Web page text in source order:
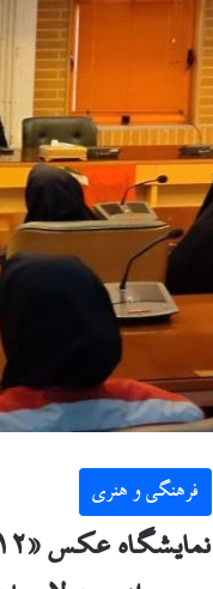
فرهنگی و هنری